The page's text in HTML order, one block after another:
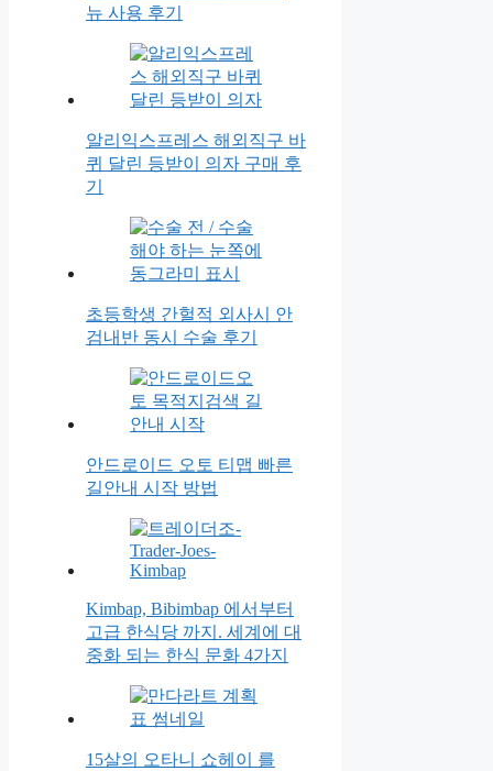
뉴 사용 후기
알리익스프레스 해외직구 바
퀴 달린 등받이 의자 구매 후
기
초등학생 간헐적 외사시 안
검내반 동시 수술 후기
안드로이드 오토 티맵 빠른
길안내 시작 방법
Kimbap, Bibimbap 에서부터
고급 한식당 까지. 세계에 대
중화 되는 한식 문화 4가지
15살의 오타니 쇼헤이 를